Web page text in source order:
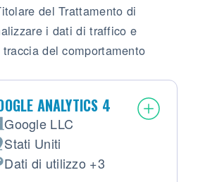
del Trattamento di
i dati di traffico e
del comportamento
ANALYTICS 4
Google LLC
del trattamento:
Stati Uniti
Personali trattati:
Dati di utilizzo +3